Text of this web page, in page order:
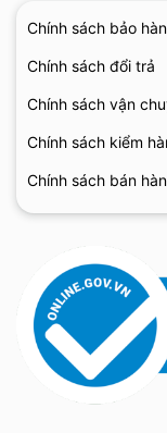
Chính sách bảo
Chính sách đổi trả
Chính sách vận
Chính sách kiểm
Chính sách bán